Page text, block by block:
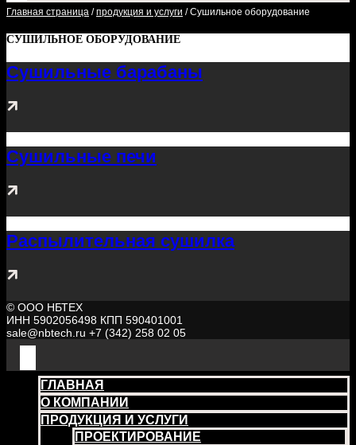
Главная страница /продукция и услуги /Сушильное оборудование
СУШИЛЬНОЕ ОБОРУДОВАНИЕ
Сушильные барабаны
Сушильные печи
Распылительная сушилка
© ООО НБТЕХ
ИНН 5902056498 КПП 590401001
sale@nbtech.ru +7 (342) 258 02 05
ГЛАВНАЯ
О КОМПАНИИ
ПРОДУКЦИЯ И УСЛУГИ
ПРОЕКТИРОВАНИЕ